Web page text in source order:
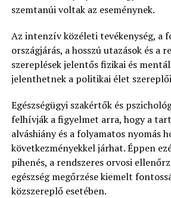
szemtanúi voltak az eseménynek.
Az intenzív közéleti tevékenység, a
országjárás, a hosszú utazások és a
szereplések jelentős fizikai és
jelenthetnek a politikai élet
Egészségügyi szakértők és
felhívják a figyelmet arra, hogy a
alváshiány és a folyamatos nyomás
következményekkel járhat. Éppen
pihenés, a rendszeres orvosi
egészség megőrzése kiemelt
közszereplő esetében.